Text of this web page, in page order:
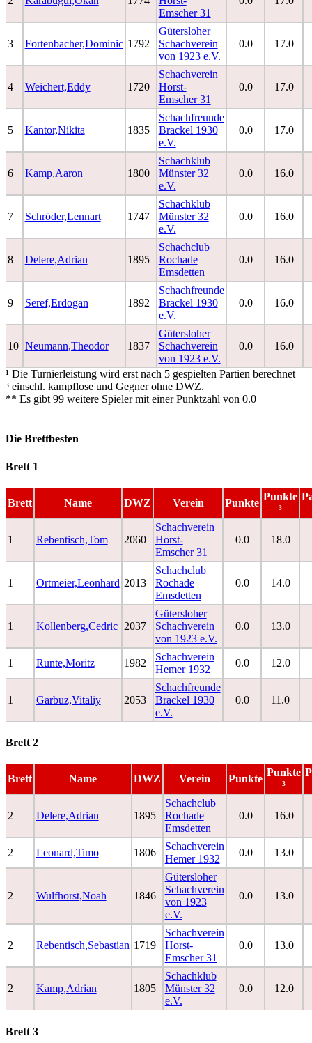
Emscher 31
3 Fortenbacher,Dominic 1792
Gütersloher
Schachverein
von 1923 e.V.
0.0 17.0
4 Weichert,Eddy 1720
Schachverein
Horst-
Emscher 31
0.0 17.0
5 Kantor,Nikita 1835
Schachfreunde
Brackel 1930
e.V.
0.0 17.0
6 Kamp,Aaron 1800
Schachklub
Münster 32
e.V.
0.0 16.0
7 Schröder,Lennart 1747
Schachklub
Münster 32
e.V.
0.0 16.0
8 Delere,Adrian 1895
Schachclub
Rochade
Emsdetten
0.0 16.0
9 Seref,Erdogan 1892
Schachfreunde
Brackel 1930
e.V.
0.0 16.0
10 Neumann,Theodor 1837
Gütersloher
Schachverein
von 1923 e.V.
0.0 16.0
¹ Die Turnierleistung wird erst nach 5 gespielten Partien berechnet
³ einschl. kampflose und Gegner ohne DWZ.
** Es gibt 99 weitere Spieler mit einer Punktzahl von 0.0
Die Brettbesten
Brett 1
Brett Name DWZ Verein Punkte
Punkte
³
1 Rebentisch,Tom 2060
Schachverein
Horst-
Emscher 31
0.0 18.0
1 Ortmeier,Leonhard 2013
Schachclub
Rochade
Emsdetten
0.0 14.0
1 Kollenberg,Cedric 2037
Gütersloher
Schachverein
von 1923 e.V.
0.0 13.0
1 Runte,Moritz 1982
Schachverein
Hemer 1932
0.0 12.0
1 Garbuz,Vitaliy 2053
Schachfreunde
Brackel 1930
e.V.
0.0 11.0
Brett 2
Brett Name DWZ Verein Punkte
Punkte
³
2 Delere,Adrian 1895
Schachclub
Rochade
Emsdetten
0.0 16.0
2 Leonard,Timo 1806
Schachverein
Hemer 1932
0.0 13.0
2 Wulfhorst,Noah 1846
Gütersloher
Schachverein
von 1923
e.V.
0.0 13.0
2 Rebentisch,Sebastian 1719
Schachverein
Horst-
Emscher 31
0.0 13.0
2 Kamp,Adrian 1805
Schachklub
Münster 32
e.V.
0.0 12.0
Brett 3